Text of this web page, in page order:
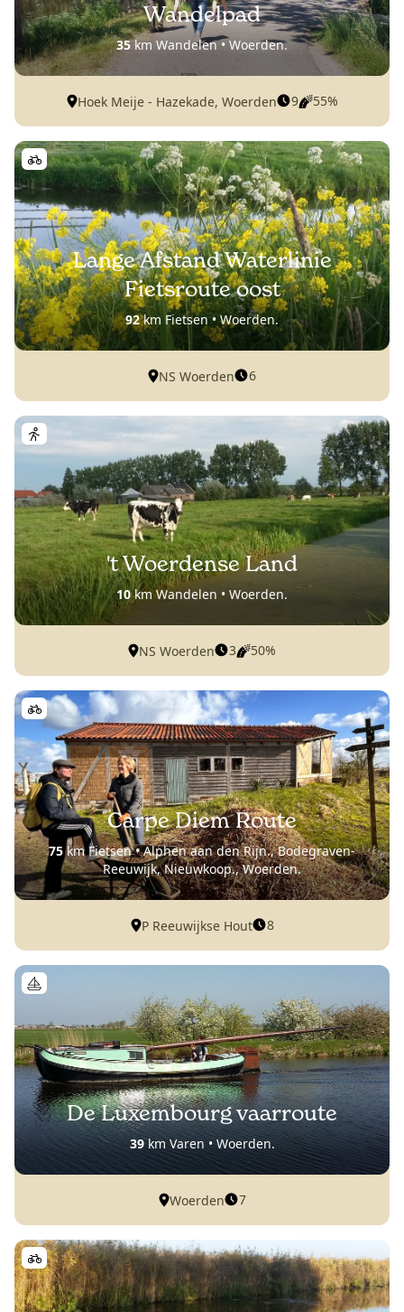
Wandelpad
35km Wandelen • Woerden.
Hoek Meije - Hazekade, Woerden 9 55%
Lange Afstand Waterlinie
Fietsroute oost
92km Fietsen • Woerden.
NS Woerden 6
't Woerdense Land
10km Wandelen • Woerden.
NS Woerden 3 50%
Carpe Diem Route
75km Fietsen • Alphen aan den Rijn., Bodegraven-
Reeuwijk, Nieuwkoop., Woerden.
P Reeuwijkse Hout 8
De Luxembourg vaarroute
39km Varen • Woerden.
Woerden 7